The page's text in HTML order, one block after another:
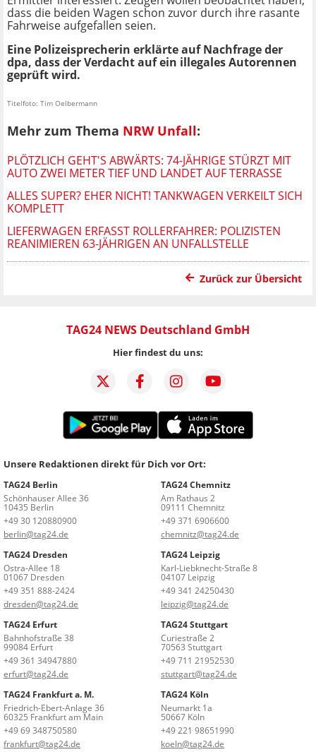
dass die beiden Wagen schon zuvor durch ihre rasante
Fahrweise aufgefallen seien.
Eine Polizeisprecherin erklärte auf Nachfrage der
dpa, dass der Verdacht auf ein illegales Autorennen
geprüft wird.
Titelfoto: Tim Oelbermann
Mehr zum Thema NRW Unfall:
PLÖTZLICH GEHT'S ABWÄRTS: 74-JÄHRIGE STÜRZT MIT
AUTO ZWEI METER TIEF UND LANDET AUF TERRASSE
ALLES SUPER? EHER NICHT! TANKWAGEN VERKEILT SICH
KOMPLETT
LIEFERWAGEN ERFASST ROLLERFAHRER: POLIZISTEN
REANIMIEREN 63-JÄHRIGEN AN UNFALLSTELLE
Zurück zur Übersicht
TAG24 NEWS Deutschland GmbH
Hier findest du uns:
Unsere Redaktionen direkt für Dich vor Ort:
TAG24 Berlin
Schönhauser Allee 36
10435 Berlin
+49 30 120880900
berlin@tag24.de
TAG24 Chemnitz
Am Rathaus 2
09111 Chemnitz
+49 371 6906600
chemnitz@tag24.de
TAG24 Dresden
Ostra-Allee 18
01067 Dresden
+49 351 888-2424
dresden@tag24.de
TAG24 Leipzig
Karl-Liebknecht-Straße 8
04107 Leipzig
+49 341 24250430
leipzig@tag24.de
TAG24 Erfurt
Bahnhofstraße 38
99084 Erfurt
+49 361 34947880
erfurt@tag24.de
TAG24 Stuttgart
Curiestraße 2
70563 Stuttgart
+49 711 21952530
stuttgart@tag24.de
TAG24 Frankfurt a. M.
Friedrich-Ebert-Anlage 36
60325 Frankfurt am Main
+49 69 348750580
frankfurt@tag24.de
TAG24 Köln
Neumarkt 1a
50667 Köln
+49 221 98651990
koeln@tag24.de